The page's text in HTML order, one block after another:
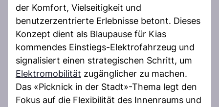
der Komfort, Vielseitigkeit und
benutzerzentrierte Erlebnisse betont. Dieses
Konzept dient als Blaupause für Kias
kommendes Einstiegs-Elektrofahrzeug und
signalisiert einen strategischen Schritt, um
Elektromobilität zugänglicher zu machen.
Das «Picknick in der Stadt»-Thema legt den
Fokus auf die Flexibilität des Innenraums und